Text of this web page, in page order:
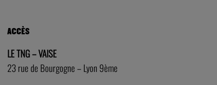
ACCÈS
LE TNG – VAISE
23 rue de Bourgogne – Lyon 9ème